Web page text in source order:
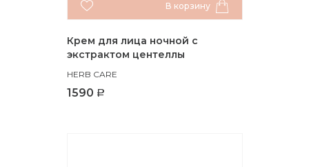
В корзину
Крем для лица ночной с
экстрактом центеллы
HERB CARE
1590